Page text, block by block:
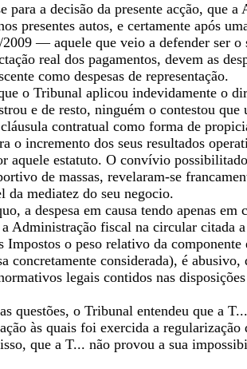
para a decisão da presente acção, que
presentes autos, e certamente após
— aquele que veio a defender ser o
real dos pagamentos, devem as
como despesas de representação.
o Tribunal aplicou indevidamente o
e de resto, ninguém o contestou
contratual como forma de
o incremento dos seus resultados
aquele estatuto. O convívio
de massas, revelaram-se
da mediatez do seu negocio.
a despesa em causa tendo apenas
Administração fiscal na circular citada
o peso relativo da
concretamente considerada), é
legais contidos nas
questões, o Tribunal entendeu que a
às quais foi exercida a
que a T... não provou a sua